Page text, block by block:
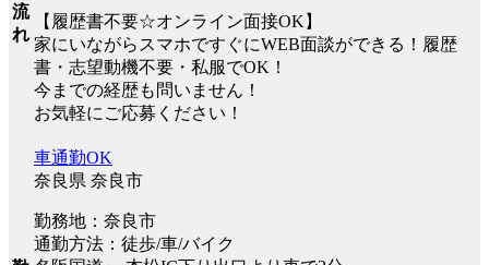
流
れ
【履歴書不要☆オンライン面接OK】
家にいながらスマホですぐにWEB面談ができる！履歴
書・志望動機不要・私服でOK！
今までの経歴も問いません！
お気軽にご応募ください！
車通勤OK
奈良県 奈良市
勤務地：奈良市
通勤方法：徒歩/車/バイク